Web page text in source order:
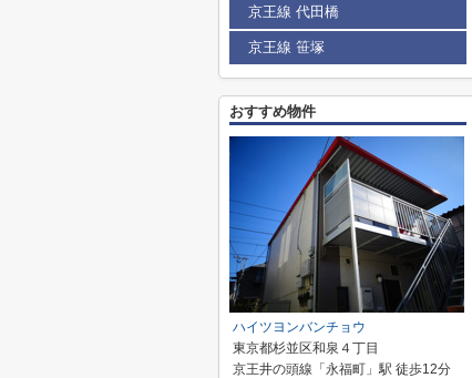
京王線 代田橋
京王線 笹塚
おすすめ物件
ハイツヨンバンチョウ
東京都杉並区和泉４丁目
京王井の頭線「永福町」駅 徒歩12分